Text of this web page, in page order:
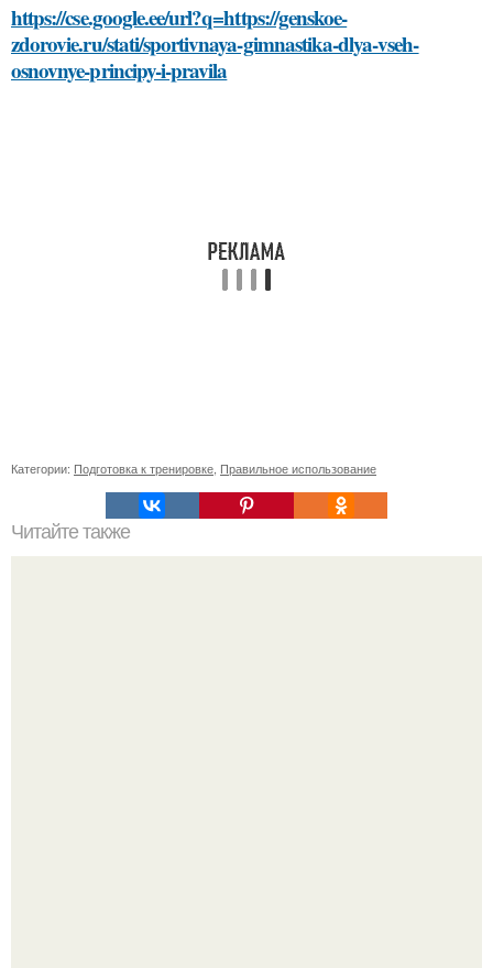
https://cse.google.ee/url?q=https://genskoe-
zdorovie.ru/stati/sportivnaya-gimnastika-dlya-vseh-
osnovnye-principy-i-pravila
Категории: Подготовка к тренировке Правильное использование
Читайте также